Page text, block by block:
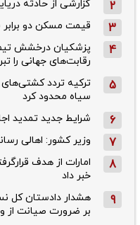
2 گزارشی از حادثه
3 قیمت مسکن دو
4
پزشکیان درخشش تیم
رقابت‌های جهانی را
5
ترکیه تردد
سیاه محدود کرد
6 شرایط جدید تمدید
7 وزیر کشور: اهالی
8
امارات از هدف
خبر داد
9
هشدار دادستان کل
بر ضرورت صیانت از